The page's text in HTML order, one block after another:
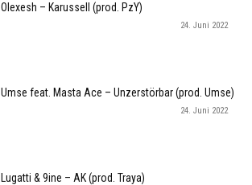
Olexesh – Karussell (prod. PzY)
24. Juni 2022
Umse feat. Masta Ace – Unzerstörbar (prod. Umse)
24. Juni 2022
Lugatti & 9ine – AK (prod. Traya)